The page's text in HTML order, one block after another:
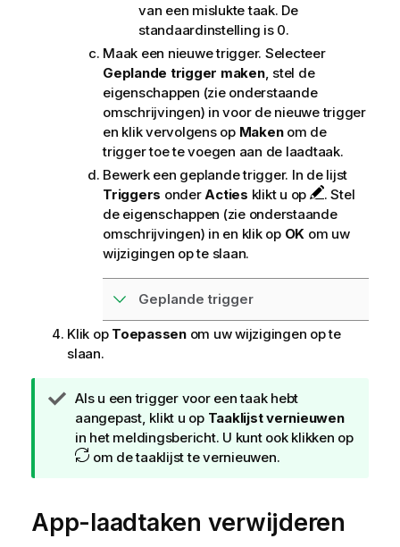
van een mislukte taak. De
standaardinstelling is 0.
Maak een nieuwe trigger. Selecteer
Geplande trigger maken, stel de
eigenschappen (zie onderstaande
omschrijvingen) in voor de nieuwe trigger
en klik vervolgens op Makenom de
trigger toe te voegen aan de laadtaak.
Bewerk een geplande trigger. In de lijst
Triggers onderActies klikt u op
. Stel
de eigenschappen (zie onderstaande
omschrijvingen) in en klik op OK om uw
wijzigingen op te slaan.
Geplande trigger
Klik op Toepassenom uw wijzigingen op te
slaan.
T
i
p
Als u een trigger voor een taak hebt
aangepast, klikt u op Taaklijst vernieuwen
in het meldingsbericht. U kunt ook klikken op
om de taaklijst te vernieuwen.
App-laadtaken verwijderen